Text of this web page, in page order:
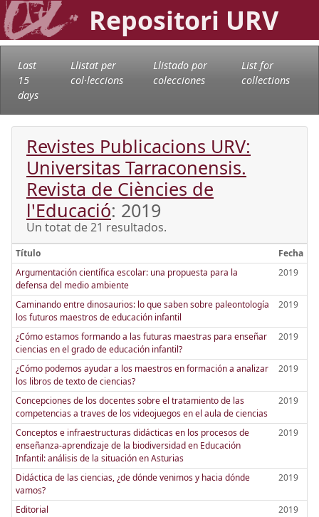
Repositori URV
Last
15
days
Llistat per
col·leccions
Llistado por
colecciones
List for
collections
Revistes Publicacions URV:
Universitas Tarraconensis.
Revista de Ciències de
l'Educació: 2019
Un totat de 21 resultados.
Título
Fecha
Argumentación científica escolar: una propuesta para la
defensa del medio ambiente
2019
Caminando entre dinosaurios: lo que saben sobre paleontología
los futuros maestros de educación infantil
2019
¿Cómo estamos formando a las futuras maestras para enseñar
ciencias en el grado de educación infantil?
2019
¿Cómo podemos ayudar a los maestros en formación a analizar
los libros de texto de ciencias?
2019
Concepciones de los docentes sobre el tratamiento de las
competencias a traves de los videojuegos en el aula de ciencias
2019
Conceptos e infraestructuras didácticas en los procesos de
enseñanza-aprendizaje de la biodiversidad en Educación
Infantil: análisis de la situación en Asturias
2019
Didáctica de las ciencias, ¿de dónde venimos y hacia dónde
vamos?
2019
Editorial
2019